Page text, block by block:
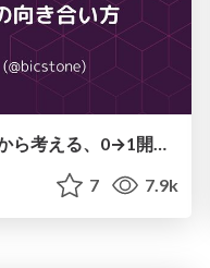
エラーレスポンス設計から考える、0→1開発におけるGraphQLへの向き合い方
7 7.9k